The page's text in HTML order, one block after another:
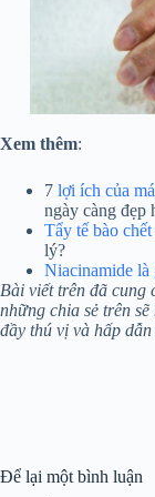
Xem thêm:
7 lợi ích của
ngày càng đẹp
Tẩy tế bào
lý?
Niacinamide là
Bài viết trên đã cung
những chia sẻ trên
đầy thú vị và hấp
Để lại một bình luận